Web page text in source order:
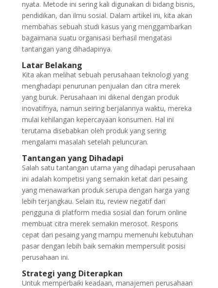
nyata. Metode ini sering kali digunakan di bidang bisnis,
pendidikan, dan ilmu sosial. Dalam artikel ini, kita akan
membahas sebuah studi kasus yang menggambarkan
bagaimana suatu organisasi berhasil mengatasi
tantangan yang dihadapinya.
Latar Belakang
Kita akan melihat sebuah perusahaan teknologi yang
menghadapi penurunan penjualan dan citra merek
yang buruk. Perusahaan ini dikenal dengan produk
inovatifnya, namun seiring berjalannya waktu, mereka
mulai kehilangan kepercayaan konsumen. Hal ini
terutama disebabkan oleh produk yang sering
mengalami masalah setelah peluncuran.
Tantangan yang Dihadapi
Salah satu tantangan utama yang dihadapi perusahaan
ini adalah kompetisi yang semakin ketat dari pesaing
yang menawarkan produk serupa dengan harga yang
lebih terjangkau. Selain itu, review negatif dari
pengguna di platform media sosial dan forum online
membuat citra merek semakin merosot. Respons
cepat dari pesaing yang mampu memenuhi kebutuhan
pasar dengan lebih baik semakin mempersulit posisi
perusahaan ini.
Strategi yang Diterapkan
Untuk memperbaiki keadaan, manajemen perusahaan